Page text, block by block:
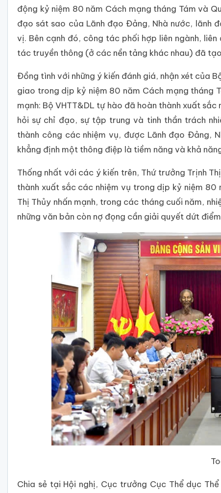
động kỷ niệm 80 năm Cách mạng tháng Tám và
đạo sát sao của Lãnh đạo Đảng, Nhà nước, lãnh
vị. Bên cạnh đó, công tác phối hợp liên ngành,
tác truyền thông (ở các nền tảng khác nhau) đã
Đồng tình với những ý kiến đánh giá, nhận xét của
giao trong dịp kỷ niệm 80 năm Cách mạng tháng
mạnh: Bộ VHTT&DL tự hào đã hoàn thành xuất
hỏi sự chỉ đạo, sự tập trung và tinh thần trách
thành công các nhiệm vụ, được Lãnh đạo Đảng,
khẳng định một thông điệp là tiềm năng và khả
Thống nhất với các ý kiến trên, Thứ trưởng Trịnh
thành xuất sắc các nhiệm vụ trong dịp kỷ niệm
Thị Thủy nhấn mạnh, trong các tháng cuối năm,
những văn bản còn nợ đọng cần giải quyết dứt
Chia sẻ tại Hội nghị, Cục trưởng Cục Thể dục